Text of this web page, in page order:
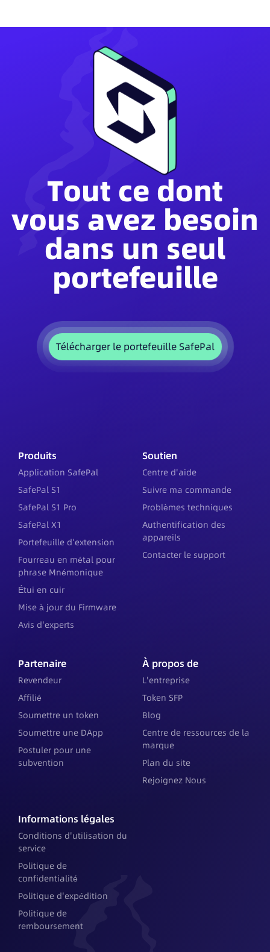
Tout ce dont
vous avez besoin
dans un seul
portefeuille
Télécharger le portefeuille SafePal
Produits
Application SafePal
SafePal S1
SafePal S1 Pro
SafePal X1
Portefeuille d’extension
Fourreau en métal pour
phrase Mnémonique
Étui en cuir
Mise à jour du Firmware
Avis d'experts
Soutien
Centre d'aide
Suivre ma commande
Problèmes techniques
Authentification des
appareils
Contacter le support
Partenaire
Revendeur
Affilié
Soumettre un token
Soumettre une DApp
Postuler pour une
subvention
À propos de
L'entreprise
Token SFP
Blog
Centre de ressources de la
marque
Plan du site
Rejoignez Nous
Informations légales
Conditions d'utilisation du
service
Politique de
confidentialité
Politique d'expédition
Politique de
remboursement